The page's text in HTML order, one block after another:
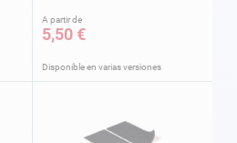
A partir de
5,50 €
Disponible en varias versiones